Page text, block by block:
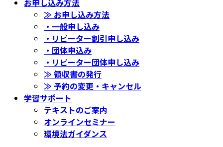
お申し込み方法
≫ お申し込み方法
・一般申し込み
・リピーター割引申し込み
・団体申込み
・リピーター団体申し込み
≫ 領収書の発行
≫ 予約の変更・キャンセル
学習サポート
テキストのご案内
オンラインセミナー
環境法ガイダンス